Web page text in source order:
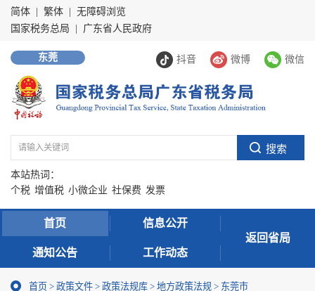
简体 繁体
无障碍浏览
国家税务总局
广东省人民政府
抖音 微博 微信
东莞
本站热词：
个税 增值税 小微企业 社保费 发票
首页 信息公开
通知公告 工作动态
返回省局
首页 > 政策文件 > 政策法规库 > 地方政策法规 > 东莞市